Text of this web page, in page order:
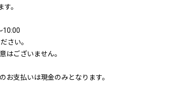
。
10:00
さい。
ございません。
支払いは現金のみとなります。